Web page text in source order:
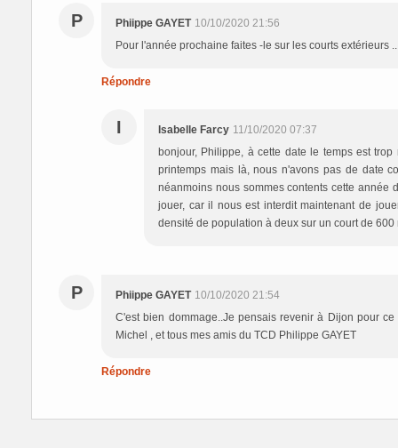
P Phiippe GAYET 10/10/2020 21:56
Pour l'année prochaine faites -le sur les courts extérieurs
Répondre
I Isabelle Farcy 11/10/2020 07:37
bonjour, Philippe, à cette date le temps est
printemps mais là, nous n'avons pas de date
néanmoins nous sommes contents cette année
jouer, car il nous est interdit maintenant de
densité de population à deux sur un court de 600
P Phiippe GAYET 10/10/2020 21:54
C'est bien dommage..Je pensais revenir à Dijon pour
Michel , et tous mes amis du TCD Philippe GAYET
Répondre